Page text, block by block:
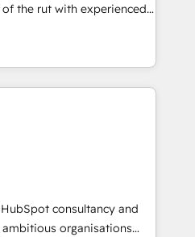
ourselves into your
specialise in
and enterprise
and those with
Integration and
the rut with experienced,
HubSpot
CMS and Operations Hub,
with your customers
of Rookie of the Year
4.9/5 rating in HubSpot
Reviews. Digifianz
logistics & 3PL, home
branding and
health, education,
consulting, make the
consultancy and
organisations